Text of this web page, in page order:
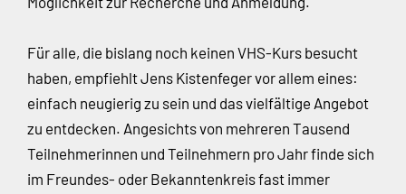
Für alle, die bislang noch keinen VHS-Kurs besucht
haben, empfiehlt Jens Kistenfeger vor allem eines:
einfach neugierig zu sein und das vielfältige Angebot
zu entdecken. Angesichts von mehreren Tausend
Teilnehmerinnen und Teilnehmern pro Jahr finde sich
im Freundes- oder Bekanntenkreis fast immer